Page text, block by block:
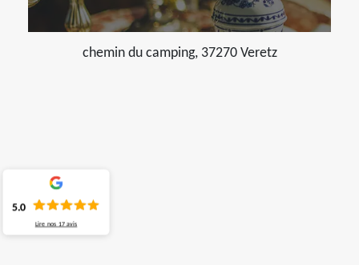
chemin du camping, 37270 Veretz
5.0
Lire nos 17 avis